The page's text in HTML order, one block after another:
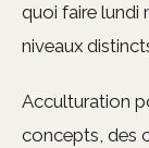
quoi faire lundi
niveaux
Acculturation
concepts, des